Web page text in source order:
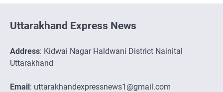
Uttarakhand Express News
Address: Kidwai Nagar Haldwani District Nainital
Uttarakhand
Email: uttarakhandexpressnews1@gmail.com